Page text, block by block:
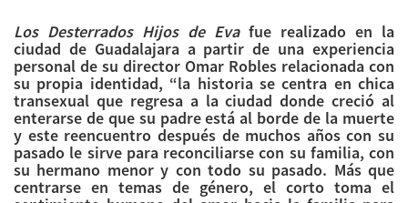
Los Desterrados Hijos de Evafue realizado en la
ciudad de Guadalajara a partir de una experiencia
personal de su director Omar Robles relacionada con
su propia identidad, “la historia se centra en chica
transexual que regresa a la ciudad donde creció al
enterarse de que su padre está al borde de la muerte
y este reencuentro después de muchos años con su
pasado le sirve para reconciliarse con su familia, con
su hermano menor y con todo su pasado. Más que
centrarse en temas de género, el corto toma el